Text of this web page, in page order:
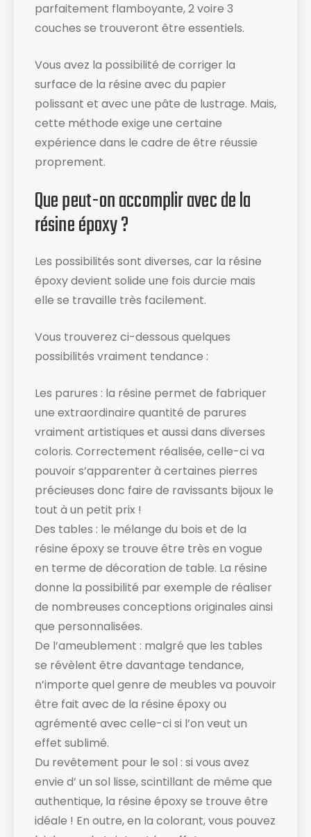
parfaitement flamboyante, 2 voire 3
couches se trouveront être essentiels.
Vous avez la possibilité de corriger la
surface de la résine avec du papier
polissant et avec une pâte de lustrage. Mais,
cette méthode exige une certaine
expérience dans le cadre de être réussie
proprement.
Que peut-on accomplir avec de la
résine époxy ?
Les possibilités sont diverses, car la résine
époxy devient solide une fois durcie mais
elle se travaille très facilement.
Vous trouverez ci-dessous quelques
possibilités vraiment tendance :
Les parures : la résine permet de fabriquer
une extraordinaire quantité de parures
vraiment artistiques et aussi dans diverses
coloris. Correctement réalisée, celle-ci va
pouvoir s’apparenter à certaines pierres
précieuses donc faire de ravissants bijoux le
tout à un petit prix !
Des tables : le mélange du bois et de la
résine époxy se trouve être très en vogue
en terme de décoration de table. La résine
donne la possibilité par exemple de réaliser
de nombreuses conceptions originales ainsi
que personnalisées.
De l’ameublement : malgré que les tables
se révèlent être davantage tendance,
n’importe quel genre de meubles va pouvoir
être fait avec de la résine époxy ou
agrémenté avec celle-ci si l’on veut un
effet sublimé.
Du revêtement pour le sol : si vous avez
envie d’ un sol lisse, scintillant de même que
authentique, la résine époxy se trouve être
idéale ! En outre, en la colorant, vous pouvez